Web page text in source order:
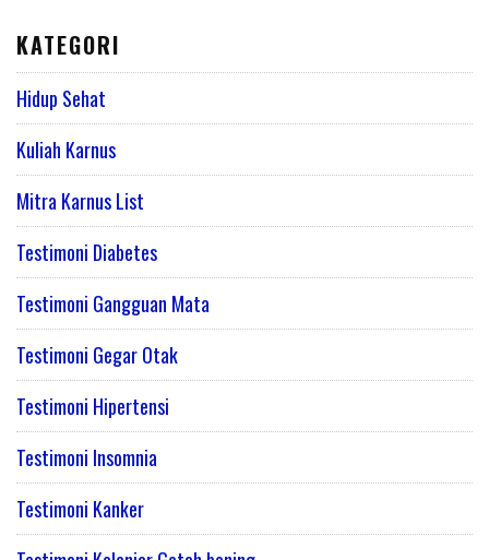
KATEGORI
Hidup Sehat
Kuliah Karnus
Mitra Karnus List
Testimoni Diabetes
Testimoni Gangguan Mata
Testimoni Gegar Otak
Testimoni Hipertensi
Testimoni Insomnia
Testimoni Kanker